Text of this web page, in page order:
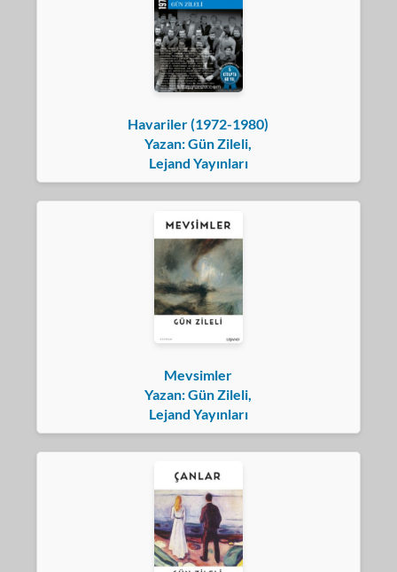
Havariler (1972-1980)
Yazan: Gün Zileli,
Lejand Yayınları
Mevsimler
Yazan: Gün Zileli,
Lejand Yayınları